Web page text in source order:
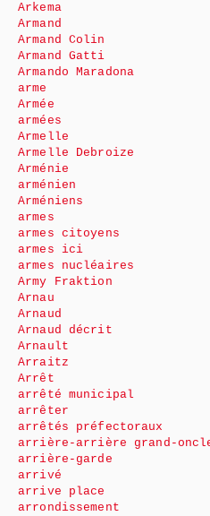
Arkema
Armand
Armand Colin
Armand Gatti
Armando Maradona
arme
Armée
armées
Armelle
Armelle Debroize
Arménie
arménien
Arméniens
armes
armes citoyens
armes ici
armes nucléaires
Army Fraktion
Arnau
Arnaud
Arnaud décrit
Arnault
Arraitz
Arrêt
arrêté municipal
arrêter
arrêtés préfectoraux
arrière-arrière grand-
arrière-garde
arrivé
arrive place
arrondissement